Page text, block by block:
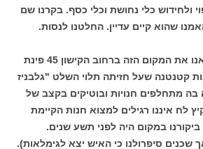
ולחידוש כלי נחושת וכלי כסף. בקרנו שם
שהוא קיים עדיין. החלטנו לנסות.
למרבית ההפתעה מצאנו את המקום הזה ברחוב הקישון 45 פינת
קטנטנה שעל חזיתה תלוי השלט "גלבניז
במדינה בה מתחלפים חנויות ובוטיקים בקצב של
לח איננו רגילים למצוא חנות הקיימת
במקום היה לפני תשע שנים.
שכנים סיפרולנו כי האיש יצא לגימלאות).